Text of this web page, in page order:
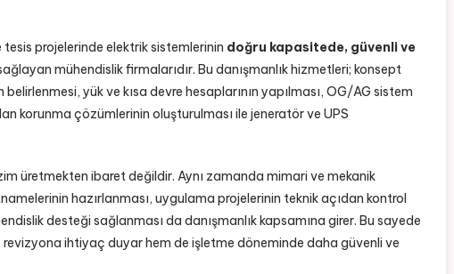
tesis projelerinde elektrik sistemlerinin doğru kapasitede, güvenli ve
mühendislik firmalarıdır. Bu danışmanlık hizmetleri; konsept
yük ve kısa devre hesaplarının yapılması, OG/AG sistem
korunma çözümlerinin oluşturulması ile jeneratör ve UPS
üretmekten ibaret değildir. Aynı zamanda mimari ve mekanik
hazırlanması, uygulama projelerinin teknik açıdan kontrol
desteği sağlanması da danışmanlık kapsamına girer. Bu sayede
ihtiyaç duyar hem de işletme döneminde daha güvenli ve